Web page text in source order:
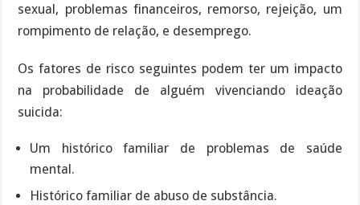
sexual, problemas financeiros, remorso, rejeição, um
rompimento de relação, e desemprego.
Os fatores de risco seguintes podem ter um impacto
na probabilidade de alguém vivenciando ideação
suicida:
Um histórico familiar de problemas de saúde
mental.
Histórico familiar de abuso de substância.